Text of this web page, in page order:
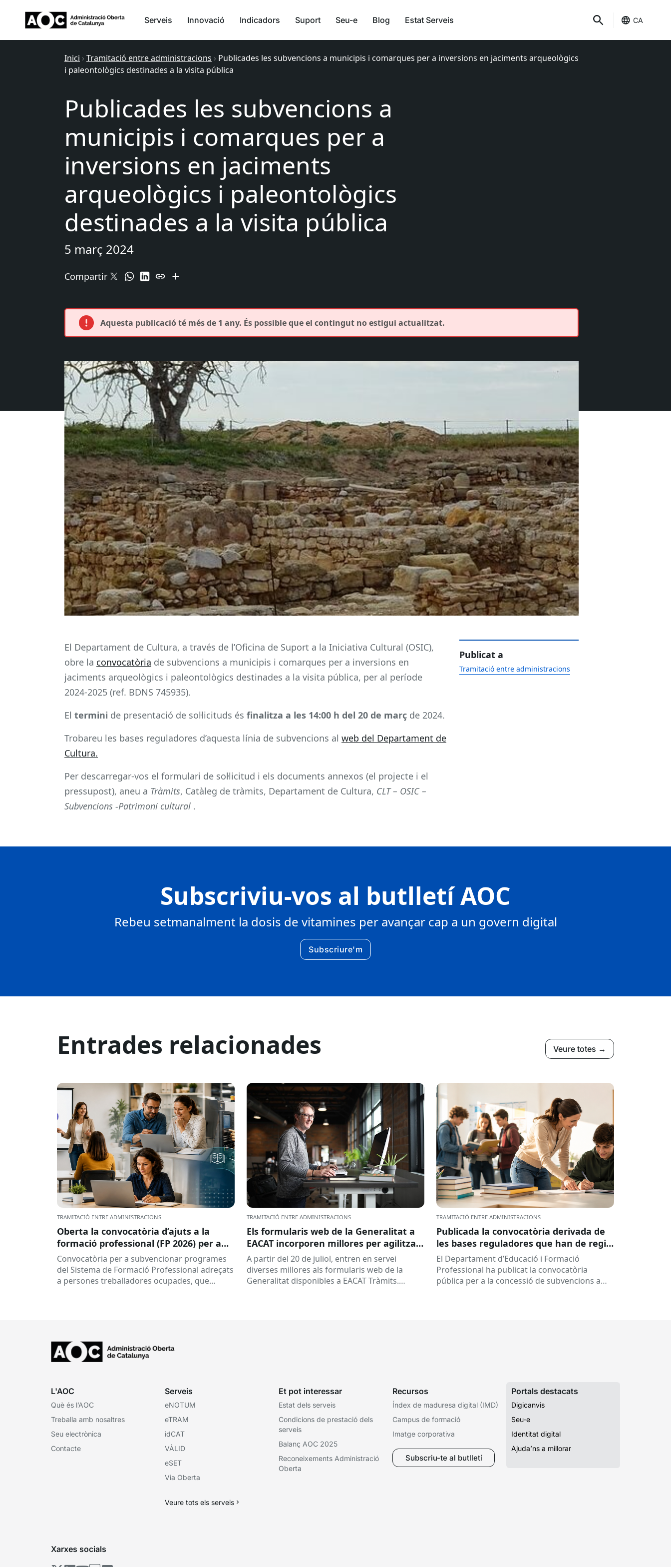
Serveis Innovació Indicadors Suport Seu-e Blog Estat Serveis CA
Inici › Tramitació entre administracions › Publicades les subvencions a municipis i comarques per a inversions en jaciments arqueològics
i paleontològics destinades a la visita pública
Publicades les subvencions a
municipis i comarques per a
inversions en jaciments
arqueològics i paleontològics
destinades a la visita pública
5 març 2024
Compartir
Aquesta publicació té més de 1 any. És possible que el contingut no estigui actualitzat.
El Departament de Cultura, a través de l’Oficina de Suport a la Iniciativa Cultural (OSIC),
obre la convocatòria de subvencions a municipis i comarques per a inversions en
jaciments arqueològics i paleontològics destinades a la visita pública, per al període
2024-2025 (ref. BDNS 745935).
El termini de presentació de sol·licituds és finalitza a les 14:00 h del 20 de març de 2024.
Trobareu les bases reguladores d’aquesta línia de subvencions al web del Departament de
Cultura.
Per descarregar-vos el formulari de sol·licitud i els documents annexos (el projecte i el
pressupost), aneu a Tràmits, Catàleg de tràmits, Departament de Cultura, CLT – OSIC –
Subvencions -Patrimoni cultural .
Publicat a
Tramitació entre administracions
Subscriviu-vos al butlletí AOC
Rebeu setmanalment la dosis de vitamines per avançar cap a un govern digital
Subscriure'm
Entrades relacionades Veure totes →
TRAMITACIÓ ENTRE ADMINISTRACIONS
Oberta la convocatòria d’ajuts a la
formació professional (FP 2026) per a
persones treballadores ocupades
Convocatòria per a subvencionar programes
del Sistema de Formació Professional adreçats
a persones treballadores ocupades, que
TRAMITACIÓ ENTRE ADMINISTRACIONS
Els formularis web de la Generalitat a
EACAT incorporen millores per agilitzar
la tramitació
A partir del 20 de juliol, entren en servei
diverses millores als formularis web de la
Generalitat disponibles a EACAT Tràmits.
TRAMITACIÓ ENTRE ADMINISTRACIONS
Publicada la convocatòria derivada de
les bases reguladores que han de regir
la concessió de subvencions a centres
educatius, per al desenvolupament de
programes de formació i inserció,
El Departament d’Educació i Formació
Professional ha publicat la convocatòria
pública per a la concessió de subvencions a
L'AOC
Què és l’AOC
Treballa amb nosaltres
Seu electrònica
Contacte
Serveis
eNOTUM
eTRAM
idCAT
VÀLID
eSET
Via Oberta
Veure tots els serveis
Et pot interessar
Estat dels serveis
Condicions de prestació dels
serveis
Balanç AOC 2025
Reconeixements Administració
Oberta
Recursos
Índex de maduresa digital (IMD)
Campus de formació
Imatge corporativa
Subscriu-te al butlletí
Portals destacats
Digicanvis
Seu-e
Identitat digital
Ajuda’ns a millorar
Xarxes socials